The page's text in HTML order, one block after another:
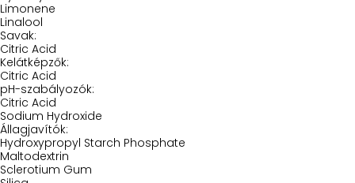
Limonene
Linalool
Savak:
Citric Acid
Kelátképzők:
Citric Acid
pH-szabályozók:
Citric Acid
Sodium Hydroxide
Állagjavítók:
Hydroxypropyl Starch Phosphate
Maltodextrin
Sclerotium Gum